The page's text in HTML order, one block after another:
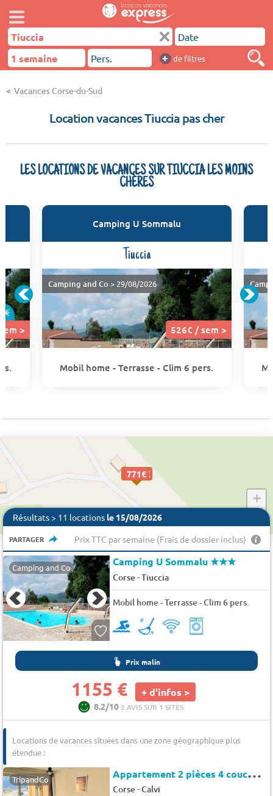
+ de filtres
Vacances Corse-du-Sud
Location vacances Tiuccia pas cher
LES LOCATIONS DE VACANCES SUR TIUCCIA LES MOINS
CHÈRES
>
Camping U Sommalu
Tiuccia
526€ / sem >
Camping and Co > 29/08/2026
Mobil home - Terrasse - Clim 6 pers.
1155 €
771€
526€
771€
526€
771€
+
Résultats > 11 locations le 15/08/2026
PARTAGER Prix TTC par semaine (Frais de dossier inclus)
Camping and Co Camping U Sommalu★★★
Corse-Tiuccia
Mobil home - Terrasse - Clim 6 pers.
Prix malin
1155 € + d'infos >
8.2/10 2 AVIS SUR 1 SITES
Locations de vacances situées dans une zone géographique plus
étendue :
TripandCo A
ppartement 2 pièces 4 couchages CALVI - Les asphodeles
Corse-Calvi